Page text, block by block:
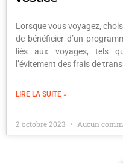
Lorsque vous voyagez,
de bénéficier d’un
liés aux voyages, tels
l’évitement des frais de
LIRE LA SUITE »
2 octobre 2023 Aucun